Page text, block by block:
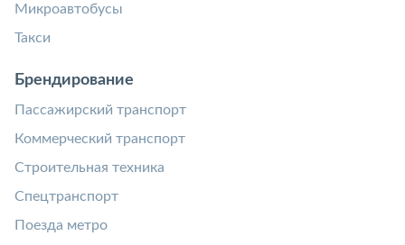
Микроавтобусы
Такси
Брендирование
Пассажирский транспорт
Коммерческий транспорт
Строительная техника
Спецтранспорт
Поезда метро